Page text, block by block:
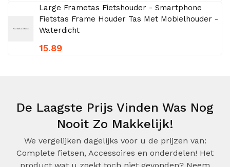
Large Frametas Fietshouder - Smartphone
Fietstas Frame Houder Tas Met Mobielhouder -
Waterdicht
15.89
De Laagste Prijs Vinden Was Nog
Nooit Zo Makkelijk!
We vergelijken dagelijks voor u de prijzen van:
Complete fietsen, Accessoires en onderdelen! Het